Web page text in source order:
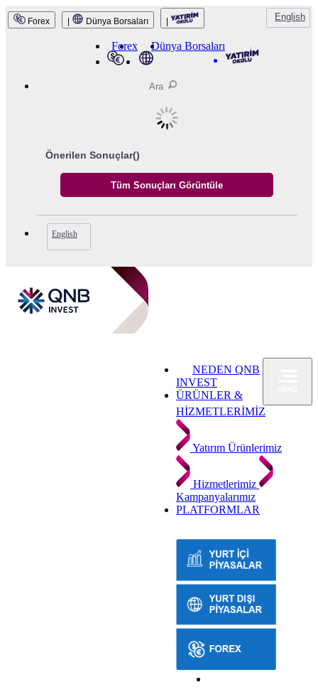
QNB Invest
Forex Dünya Borsaları English
Forex Dünya Borsaları
Önerilen Sonuçlar()
English
NEDEN QNB
INVEST
ÜRÜNLER &
HİZMETLERİMİZ
Yatırım Ürünlerimiz
Hizmetlerimiz
Kampanyalarımız
PLATFORMLAR